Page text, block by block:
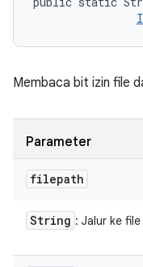
Membaca bit izin file
Parameter
filepath
String : Jalur ke